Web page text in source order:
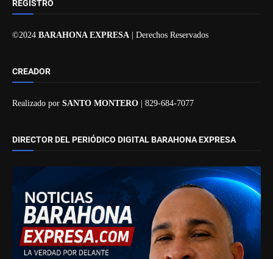
REGISTRO
©2024 BARAHONA EXPRESA | Derechos Reservados
CREADOR
Realizado por SANTO MONTERO | 829-684-7077
DIRECTOR DEL PERIÓDICO DIGITAL BARAHONA EXPRESA